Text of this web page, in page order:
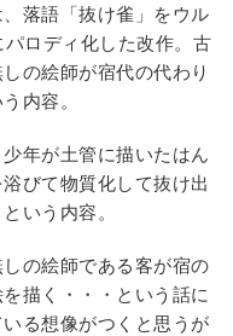
落語「抜け雀」をウル
ロディ化した改作。古
の絵師が宿代の代わり
内容。
年が土管に描いたはん
びて物質化して抜け出
いう内容。
の絵師である客が宿の
描く・・・という話に
る想像がつくと思うが